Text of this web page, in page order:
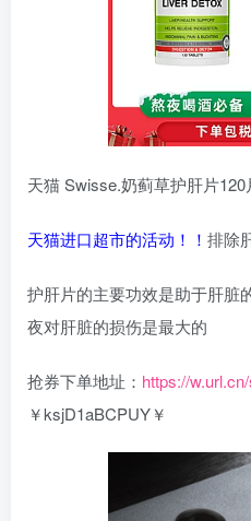
天猫 Swisse.奶蓟草护肝片
天猫进口超市的活动！！ 排除
护肝片的主要功效是助于肝脏
夜对肝脏的损伤是最大的
抢券下单地址： https://
￥ksjD1aBCPUY￥